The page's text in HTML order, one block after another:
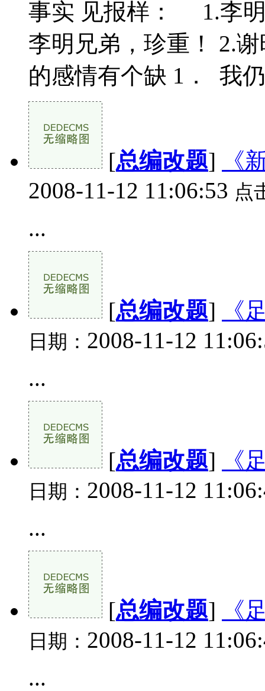
事实 见报样： 1.李
李明兄弟，珍重！ 2.
的感情有个缺 1． 我
[总编改题]
《
2008-11-12 11:06:53 点
...
[总编改题] 《
日期： 2008-11-12
...
[总编改题] 《
日期： 2008-11-12
...
[总编改题] 《
日期： 2008-11-12
...